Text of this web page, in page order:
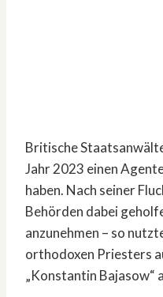
Britische
Jahr 2023 einen
haben. Nach seiner
Behörden dabei
anzunehmen – so
orthodoxen Priesters
„Konstantin Bajasow“